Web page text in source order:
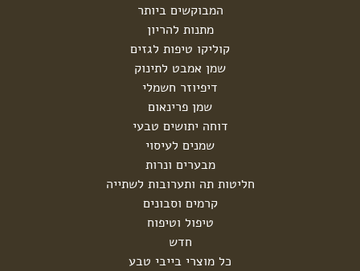
המבוקשים ביותר
מתנות להריון
קוליקו טיפות לגזים
שמן אמבט לתינוק
דיפיוזר חשמלי
שמן פרינאום
דוחה יתושים טבעי
שמנים לעיסוי
מבערים ונרות
חליטות תה ותערובות לשתייה
קרמים וסבונים
טיפול וטיפוח
חדש
כל מוצרי בייבי טבע